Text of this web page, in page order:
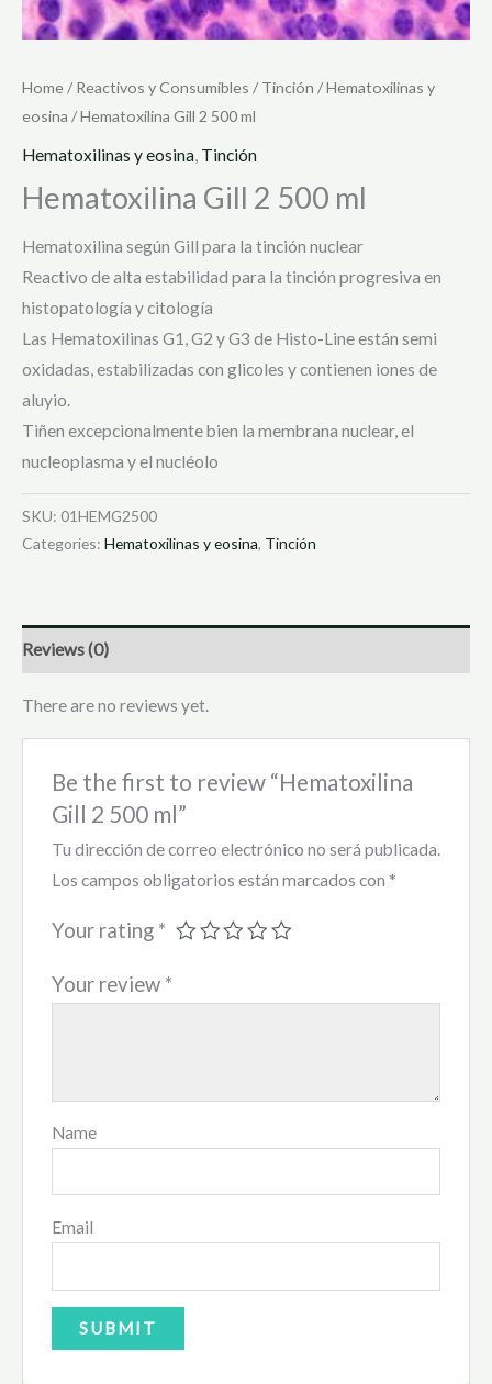
Home/Reactivos y Consumibles /Tinción /Hematoxilinas y
eosina / Hematoxilina Gill 2 500 ml
Hematoxilinas y eosina Tinción
Hematoxilina Gill 2 500 ml
Hematoxilina según Gill para la tinción nuclear
Reactivo de alta estabilidad para la tinción progresiva en
histopatología y citología
Las Hematoxilinas G1, G2 y G3 de Histo-Line están semi
oxidadas, estabilizadas con glicoles y contienen iones de
aluyio.
Tiñen excepcionalmente bien la membrana nuclear, el
nucleoplasma y el nucléolo
SKU: 01HEMG2500
Categories: Hematoxilinas y eosina, Tinción
Reviews (0)
There are no reviews yet.
Be the first to review “Hematoxilina
Gill 2 500 ml”
Tu dirección de correo electrónico no será publicada.
Los campos obligatorios están marcados con *
Your rating *
Your review *
Name
Email